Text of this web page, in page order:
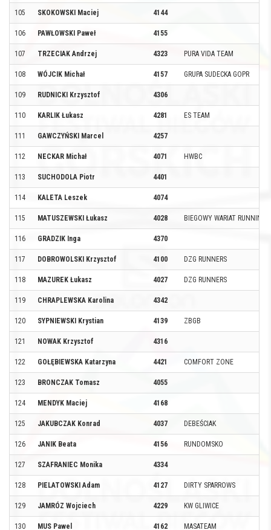
105 SKOKOWSKI Maciej 4144
106 PAWŁOWSKI Paweł 4155
107 TRZECIAK Andrzej 4323 PURA VIDA TEAM
108 WÓJCIK Michał 4157 GRUPA SUDECKA GOPR
109 RUDNICKI Krzysztof 4306
110 KARLIK Łukasz 4281 ES TEAM
111 GAWCZYŃSKI Marcel 4257
112 NECKAR Michał 4071 HWBC
113 SUCHODOLA Piotr 4401
114 KALETA Leszek 4074
115 MATUSZEWSKI Łukasz 4028 BIEGOWY WARIAT RUNNING
116 GRADZIK Inga 4370
117 DOBROWOLSKI Krzysztof 4100 DZG RUNNERS
118 MAZUREK Łukasz 4027 DZG RUNNERS
119 CHRAPLEWSKA Karolina 4342
120 SYPNIEWSKI Krystian 4139 ZBGB
121 NOWAK Krzysztof 4316
122 GOŁĘBIEWSKA Katarzyna 4421 COMFORT ZONE
123 BRONCZAK Tomasz 4055
124 MENDYK Maciej 4168
125 JAKUBCZAK Konrad 4037 DEBEŚCIAK
126 JANIK Beata 4156 RUNDOMSKO
127 SZAFRANIEC Monika 4334
128 PIELATOWSKI Adam 4127 DIRTY SPARROWS
129 JAMRÓZ Wojciech 4229 KW GLIWICE
130 MUS Pawel 4162 MASATEAM